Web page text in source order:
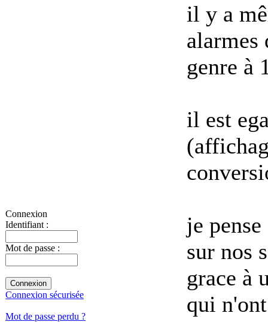
Connexion
Identifiant :
Mot de passe :
Connexion sécurisée
Mot de passe perdu ?
il y a
alarmes
genre à
il est
je
sur nos
grace à
qui